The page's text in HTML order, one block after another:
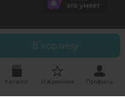
В корзину
Каталог Избранное Профиль